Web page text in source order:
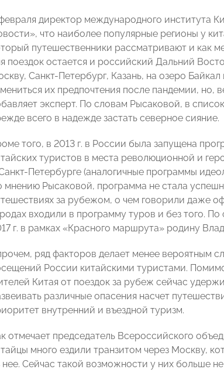
директор международного института
что наиболее популярные регионы у
путешественники рассматривают и как
поездок остается и российский Дальний
Санкт-Петербург, Казань, на озеро
их предпочтения после пандемии, но,
эксперт. По словам Рысаковой, в
всего в надежде застать северное сияние.
того, в 2013 г. в России была запущена
туристов в места революционной и
Петербурге (аналогичные программы
мнению Рысаковой, программа не стала
за рубежом, о чем говорили даже
входили в программу туров и без того.
г. в рамках «Красного маршрута» родину
ряд факторов делает менее вероятным
России китайскими туристами.
Китая от поездок за рубеж сейчас
различные опасения насчет
внутренний и въездной туризм.
отмечает председатель Всероссийского
много ездили транзитом через Москву,
нее. Сейчас такой возможности у них больше не